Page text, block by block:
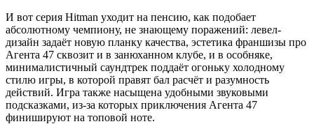
И вот серия Hitman уходит на пенсию, как подобает
абсолютному чемпиону, не знающему поражений: левел-
дизайн задаёт новую планку качества, эстетика франшизы про
Агента 47 сквозит и в занюханном клубе, и в особняке,
минималистичный саундтрек поддаёт огоньку холодному
стилю игры, в которой правят бал расчёт и разумность
действий. Игра также насыщена удобными звуковыми
подсказками, из-за которых приключения Агента 47
финишируют на топовой ноте.